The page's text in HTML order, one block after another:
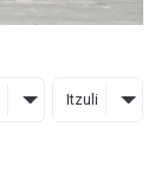
Itzuli